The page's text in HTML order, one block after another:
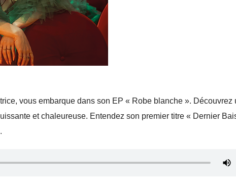
vous embarque dans son EP « Robe blanche ». Découvrez
et chaleureuse. Entendez son premier titre « Dernier